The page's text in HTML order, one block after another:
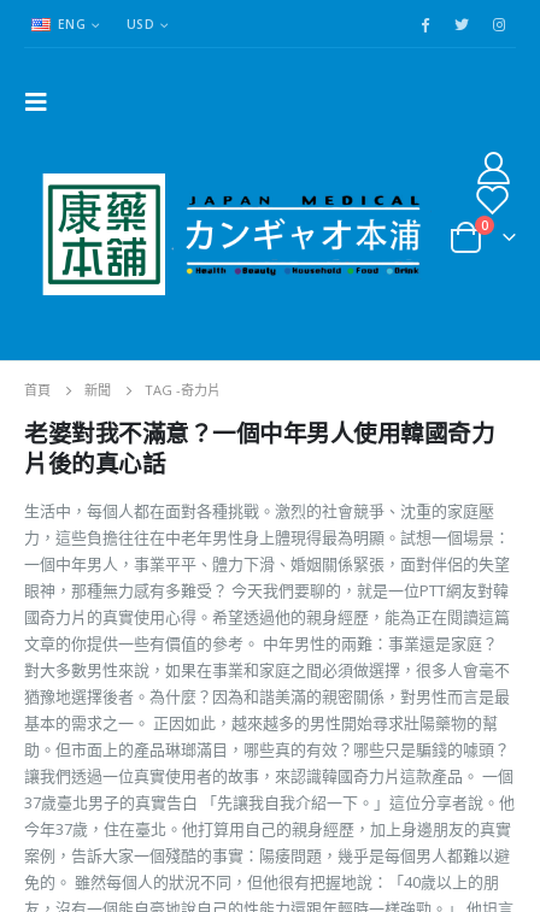
ENG USD
0
首頁 新聞 TAG -奇力片
老婆對我不滿意？一個中年男人使用韓國奇力
片後的真心話
生活中，每個人都在面對各種挑戰。激烈的社會競爭、沈重的家庭壓
力，這些負擔往往在中老年男性身上體現得最為明顯。試想一個場景：
一個中年男人，事業平平、體力下滑、婚姻關係緊張，面對伴侶的失望
眼神，那種無力感有多難受？ 今天我們要聊的，就是一位PTT網友對韓
國奇力片的真實使用心得。希望透過他的親身經歷，能為正在閱讀這篇
文章的你提供一些有價值的參考。 中年男性的兩難：事業還是家庭？
對大多數男性來說，如果在事業和家庭之間必須做選擇，很多人會毫不
猶豫地選擇後者。為什麼？因為和諧美滿的親密關係，對男性而言是最
基本的需求之一。 正因如此，越來越多的男性開始尋求壯陽藥物的幫
助。但市面上的產品琳瑯滿目，哪些真的有效？哪些只是騙錢的噱頭？
讓我們透過一位真實使用者的故事，來認識韓國奇力片這款產品。 一個
37歲臺北男子的真實告白 「先讓我自我介紹一下。」這位分享者說。他
今年37歲，住在臺北。他打算用自己的親身經歷，加上身邊朋友的真實
案例，告訴大家一個殘酷的事實：陽痿問題，幾乎是每個男人都難以避
免的。 雖然每個人的狀況不同，但他很有把握地說：「40歲以上的朋